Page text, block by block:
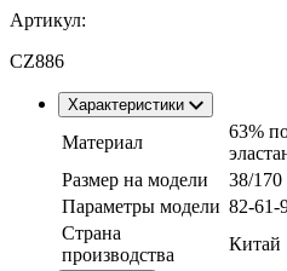
Артикул:
CZ886
Характеристики
Материал
63%
Размер на модели
38/170
Параметры модели 82-61-
Страна
производства
Китай